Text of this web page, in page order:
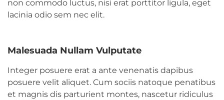
non commodo luctus, nisi erat porttitor ligula, eget
lacinia odio sem nec elit.
Malesuada Nullam Vulputate
Integer posuere erat a ante venenatis dapibus
posuere velit aliquet. Cum sociis natoque penatibus
et magnis dis parturient montes, nascetur ridiculus